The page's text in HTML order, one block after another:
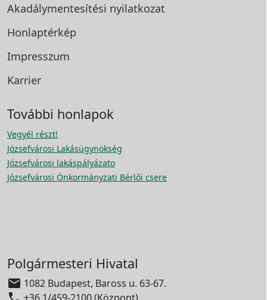
Akadálymentesítési nyilatkozat
Honlaptérkép
Impresszum
Karrier
További honlapok
Vegyél részt!
Józsefvárosi Lakásügynökség
Józsefvárosi lakáspályázato
Józsefvárosi Önkormányzati Bérlői csere
Polgármesteri Hivatal
 1082 Budapest, Baross u. 63-67.